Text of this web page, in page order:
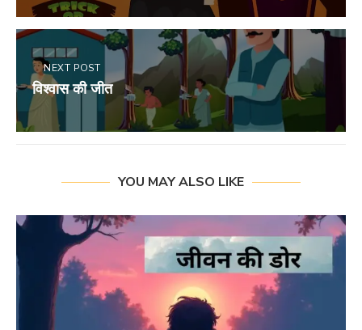
NEXT POST
विश्वास की जीत
YOU MAY ALSO LIKE